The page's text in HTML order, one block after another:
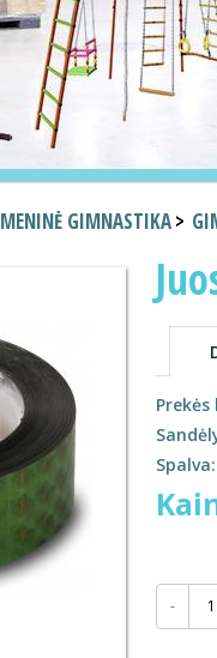
MENINĖ GIMNASTIKA
Prekės
-